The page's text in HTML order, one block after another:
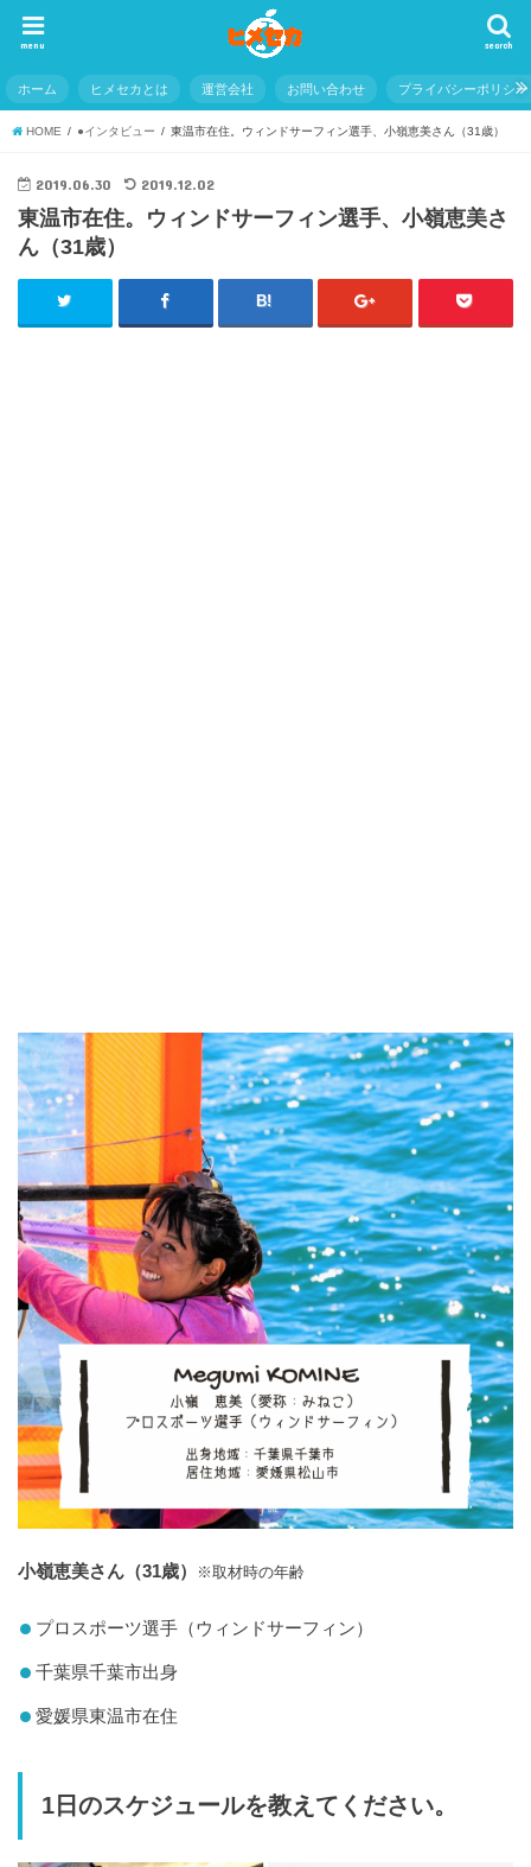
search
menu
ホーム ヒメセカとは 運営会社 お問い合わせ プライバシーポリシー
HOME ●インタビュー 東温市在住。ウィンドサーフィン選手、小嶺恵美さん（31歳）
2019.06.30 2019.12.02
東温市在住。ウィンドサーフィン選手、小嶺恵美さ
ん（31歳）
小嶺恵美さん（31歳） ※取材時の年齢
プロスポーツ選手（ウィンドサーフィン）
千葉県千葉市出身
愛媛県東温市在住
1日のスケジュールを教えてください。